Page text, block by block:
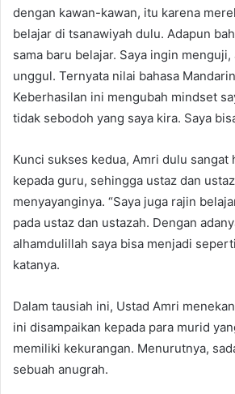
dengan kawan-kawan, itu karena
belajar di tsanawiyah dulu. Adapun
sama baru belajar. Saya ingin menguji,
unggul. Ternyata nilai bahasa
Keberhasilan ini mengubah mindset
tidak sebodoh yang saya kira. Saya
Kunci sukses kedua, Amri dulu sangat
kepada guru, sehingga ustaz dan
menyayanginya. “Saya juga rajin
pada ustaz dan ustazah. Dengan
alhamdulillah saya bisa menjadi
katanya.
Dalam tausiah ini, Ustad Amri
ini disampaikan kepada para murid
memiliki kekurangan. Menurutnya,
sebuah anugrah.